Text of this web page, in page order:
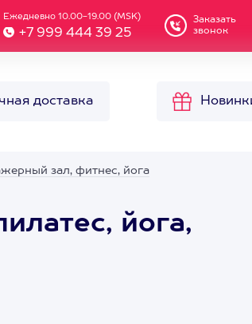
Ежедневно 10.00-19.00 (MSK)
+7 999 444 39 25
Заказать
звонок
доставка
зал, фитнес, йога
йога,